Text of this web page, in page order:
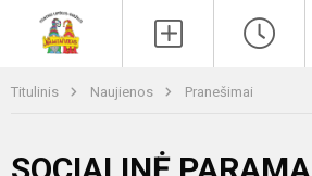
Titulinis Naujienos Pranešimai